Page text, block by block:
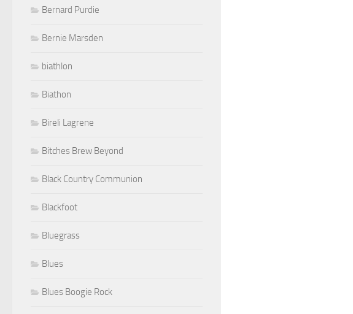
Bernard Purdie
Bernie Marsden
biathlon
Biathon
Bireli Lagrene
Bitches Brew Beyond
Black Country Communion
Blackfoot
Bluegrass
Blues
Blues Boogie Rock